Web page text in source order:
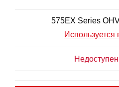
575EX Series
Используется
Недоступен